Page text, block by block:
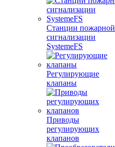
Станции пожарной
сигнализации
SystemeFS
Регулирующие
клапаны
Приводы
регулирующих
клапанов